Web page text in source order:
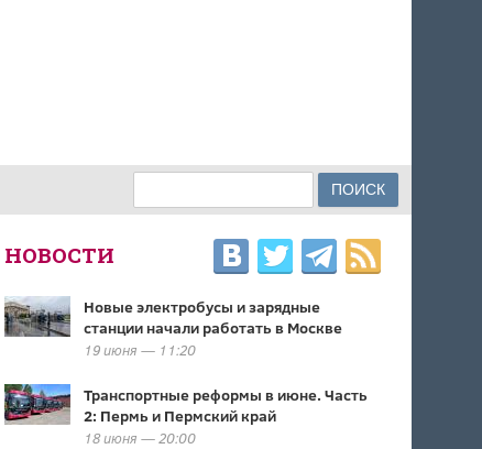
ФОРМА ПОИСКА
НОВОСТИ
Новые электробусы и зарядные
станции начали работать в Москве
19 июня — 11:20
Транспортные реформы в июне. Часть
2: Пермь и Пермский край
18 июня — 20:00